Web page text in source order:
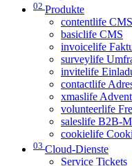
02 Produkte
contentlife CMS
basiclife CMS
invoicelife
surveylife
invitelife
contactlife
xmaslife
volunteerlife
saleslife B2B-
cookielife
03 Cloud-Dienste
Service Tickets